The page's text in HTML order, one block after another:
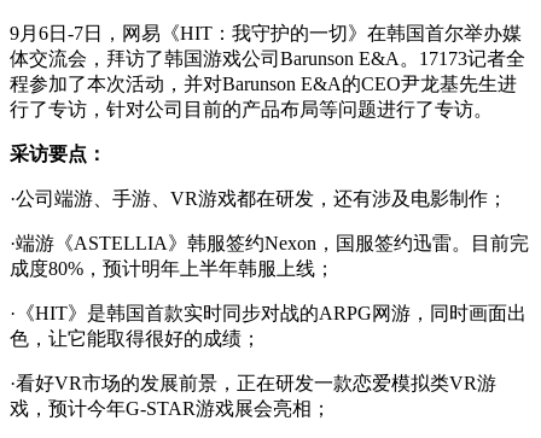
9月6日-7日，网易《HIT：我守护的一切》在韩国首尔举办媒
体交流会，拜访了韩国游戏公司Barunson E&A。17173记者全
程参加了本次活动，并对Barunson E&A的CEO尹龙基先生进
行了专访，针对公司目前的产品布局等问题进行了专访。
采访要点：
·公司端游、手游、VR游戏都在研发，还有涉及电影制作；
·端游《ASTELLIA》韩服签约Nexon，国服签约迅雷。目前完
成度80%，预计明年上半年韩服上线；
·《HIT》是韩国首款实时同步对战的ARPG网游，同时画面出
色，让它能取得很好的成绩；
·看好VR市场的发展前景，正在研发一款恋爱模拟类VR游
戏，预计今年G-STAR游戏展会亮相；